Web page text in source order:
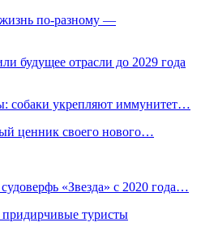
жизнь по-разному —
будущее отрасли до 2029 года
собаки укрепляют иммунитет…
ценник своего нового…
«Звезда» с 2020 года…
туристы